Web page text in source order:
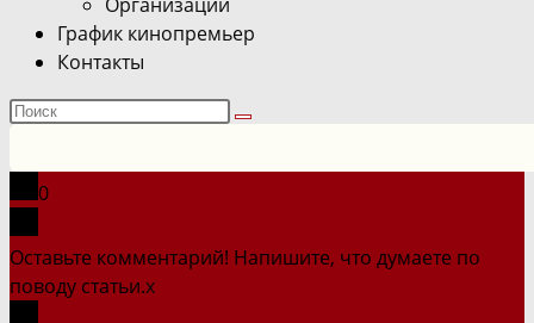
График кинопремьер
Контакты
Поиск
сайте
0
Оставьте комментарий! Напишите, что думаете по
поводу статьи.x